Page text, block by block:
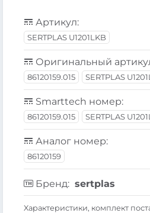
Артикул:
SERTPLAS U1201LKB
Оригинальный
86120159.015 SERTPLAS
Smarttech номер:
86120159.015 SERTPLAS
Аналог номер:
86120159
Бренд: sertplas
Xарактеристики, комплект